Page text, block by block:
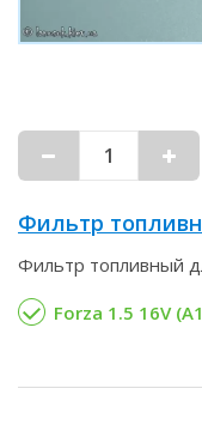
Фильтр
Фильтр топливный
Forza 1.5 16V